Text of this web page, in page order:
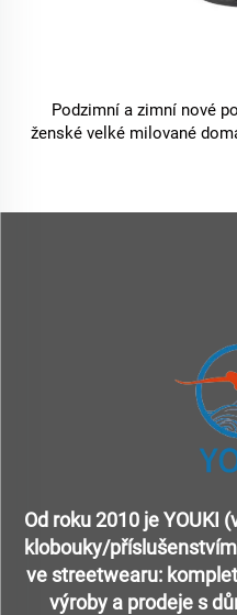
Podzimní a zimní nové
ženské velké milované
Od roku 2010 je YOUKI
klobouky/
ve streetwearu:
výroby a prodeje s